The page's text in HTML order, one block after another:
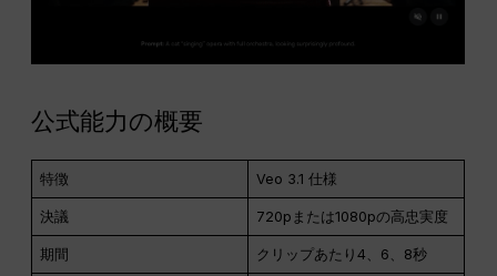
公式能力の概要
特徴 Veo 3.1 仕様
決議 720pまたは1080pの高忠実度
期間 クリップあたり4、6、8秒